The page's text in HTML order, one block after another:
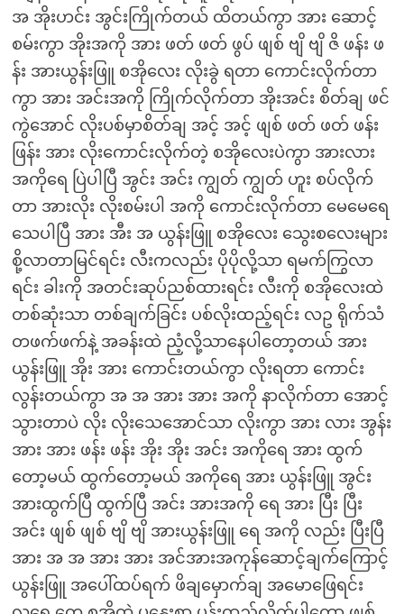
အ အိုးဟင်း အွင်းကြိုက်တယ် ထိတယ်ကွာ အား ဆောင့်
စမ်းကွာ အိုးအကို အား ဖတ် ဖတ် ဖွပ် ဖျစ် ဗျိ ဗျိ ဇိ ဖန်း ဖ
န်း အားယွန်းဖြူ စအိုလေး လိုးခွဲ ရတာ ကောင်းလိုက်တာ
ကွာ အား အင်းအကို ကြိုက်လိုက်တာ အိုးအင်း စိတ်ချ ဖင်
ကွဲအောင် လိုးပစ်မှာစိတ်ချ အင့် အင့် ဖျစ် ဖတ် ဖတ် ဖန်း
ဖြန်း အား လိုးကောင်းလိုက်တဲ့ စအိုလေးပဲကွာ အားလား
အကိုရေ ပြဲပါပြီ အွင်း အင်း ကျွတ် ကျွတ် ဟူး စပ်လိုက်
တာ အားလိုး လိုးစမ်းပါ အကို ကောင်းလိုက်တာ မေမေရေ
သေပါပြီ အား အီး အ ယွန်းဖြူ စအိုလေး သွေးစလေးများ
စို့လာတာမြင်ရင်း လီးကလည်း ပိုပိုလို့သာ ရမက်ကြွလာ
ရင်း ခါးကို အတင်းဆုပ်ညစ်ထားရင်း လီးကို စအိုလေးထဲ
တစ်ဆုံးသာ တစ်ချက်ခြင်း ပစ်လိုးထည့်ရင်း လဥ ရိုက်သံ
တဖက်ဖက်နဲ့ အခန်းထဲ ညံ့လို့သာနေပါတော့တယ် အား
ယွန်းဖြူ အိုး အား ကောင်းတယ်ကွာ လိုးရတာ ကောင်း
လွန်းတယ်ကွာ အ အ အား အား အကို နာလိုက်တာ အောင့်
သွားတာပဲ လိုး လိုးသေအောင်သာ လိုးကွာ အား လား အွန်း
အား အား ဖန်း ဖန်း အိုး အိုး အင်း အကိုရေ အား ထွက်
တော့မယ် ထွက်တော့မယ် အကိုရေ အား ယွန်းဖြူ အွင်း
အားထွက်ပြီ ထွက်ပြီ အင်း အားအကို ရေ အား ပြီး ပြီး
အင်း ဖျစ် ဖျစ် ဗျိ ဗျိ အားယွန်းဖြူ ရေ အကို လည်း ပြီးပြီ
အား အ အ အား အား အင်အားအကုန်ဆောင့်ချက်ကြောင့်
ယွန်းဖြူ အပေါ်ထပ်ရက် ဖိချမှောက်ချ အမောဖြေရင်း